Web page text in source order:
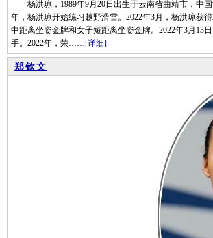
杨洪琼，1989年9月20日出生于云南省曲靖市，中国
年，杨洪琼开始练习越野滑雪。2022年3月，杨洪琼获
中距离坐姿金牌和女子短距离坐姿金牌。2022年3月13
手。2022年，荣……[详细]
郑钦文